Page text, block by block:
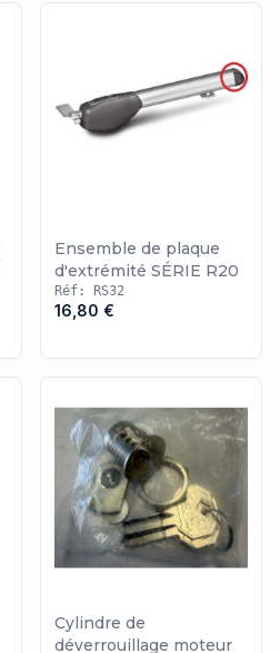
Ensemble de plaque
d'extrémité SÉRIE R20
Réf: RS32
16,80 €
Cylindre de
déverrouillage moteur